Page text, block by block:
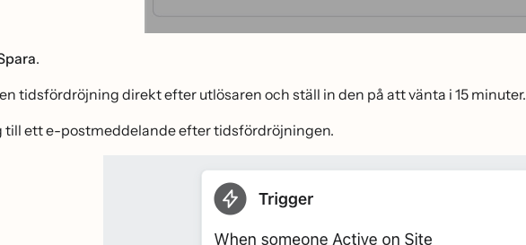
.
tidsfördröjning direkt efter utlösaren och ställ in den på att vänta i 15 minuter.
till ett e-postmeddelande efter tidsfördröjningen.